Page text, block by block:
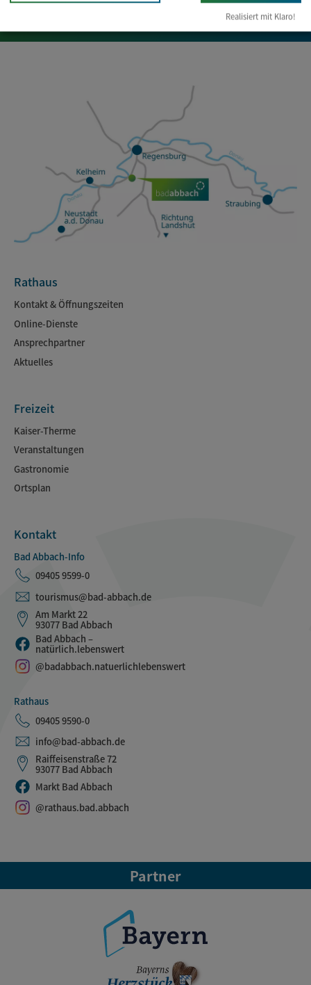
Rathaus
Kontakt & Öffnungszeiten
Online-Dienste
Ansprechpartner
Aktuelles
Freizeit
Kaiser-Therme
Veranstaltungen
Gastronomie
Ortsplan
Kontakt
Bad Abbach-Info
09405 9599-0
tourismus@bad-abbach.de
Am Markt 22
93077 Bad Abbach
Bad Abbach –
natürlich.lebenswert
@badabbach.natuerlichlebenswert
Rathaus
09405 9590-0
info@bad-abbach.de
Raiffeisenstraße 72
93077 Bad Abbach
Markt Bad Abbach
@rathaus.bad.abbach
Partner
Realisiert mit Klaro!